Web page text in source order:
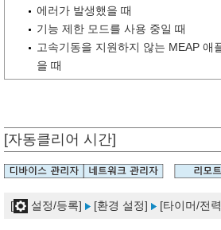
에러가 발생했을 때
기능 제한 모드를 사용 중일 때
고속기동을 지원하지 않는 MEAP 애
을 때
[자동클리어 시간]
[ 설정/등록] [환경 설정] [타이머/전